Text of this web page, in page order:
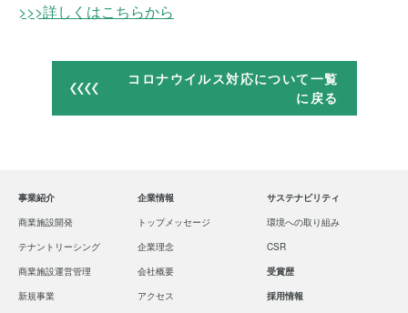
>>>詳しくはこちらから
コロナウイルス対応について一覧
に戻る
事業紹介
商業施設開発
テナントリーシング
商業施設運営管理
新規事業
企業情報
トップメッセージ
企業理念
会社概要
アクセス
サステナビリティ
環境への取り組み
CSR
受賞歴
採用情報